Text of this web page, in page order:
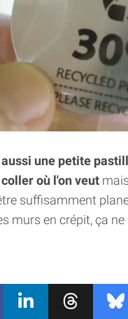
une petite
où l'on veut
suffisamment
murs en crépit, ça